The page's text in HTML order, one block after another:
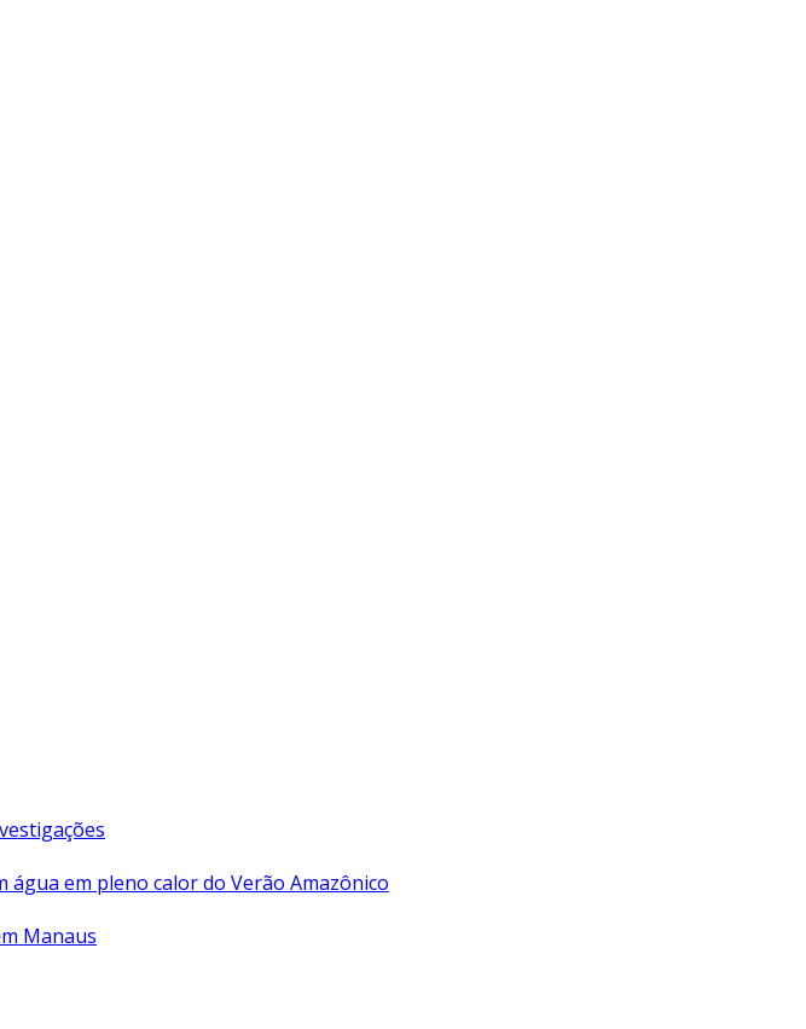
água em pleno calor do Verão Amazônico
Manaus